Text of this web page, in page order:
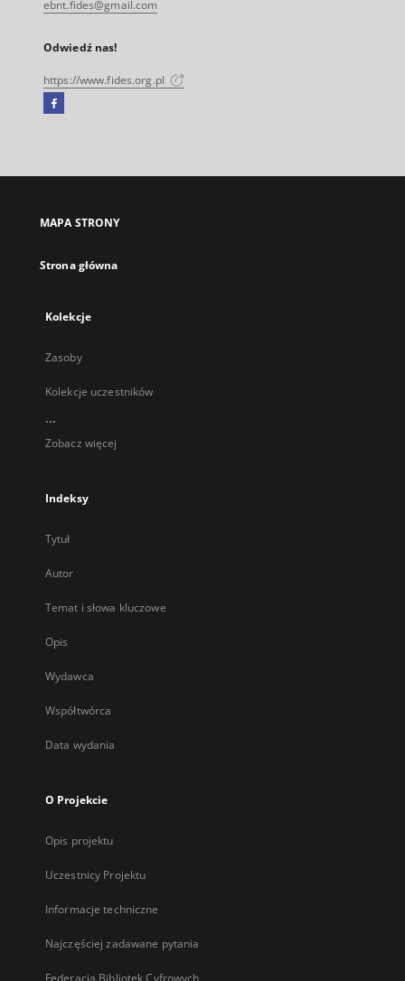
ebnt.fides@gmail.com
Odwiedź nas!
https://www.fides.org.pl
Facebook
się
karcie
MAPA STRONY
Strona główna
Kolekcje
Zasoby
Kolekcje uczestników
...
Zobacz więcej
Indeksy
Tytuł
Autor
Temat i słowa kluczowe
Opis
Wydawca
Współtwórca
Data wydania
O Projekcie
Opis projektu
Uczestnicy Projektu
Informacje techniczne
Najczęściej zadawane pytania
Federacja Bibliotek Cyfrowych